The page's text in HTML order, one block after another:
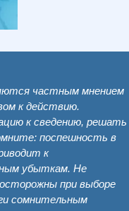
частным мнением
к действию.
к сведению, решать
поспешность в
к
убыткам. Не
при выборе
сомнительным